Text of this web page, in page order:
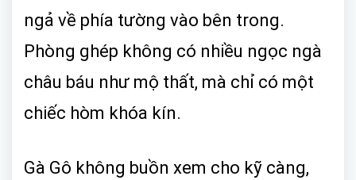
ngả về phía tường vào bên trong.
Phòng ghép không có nhiều ngọc ngà
châu báu như mộ thất, mà chỉ có một
chiếc hòm khóa kín.
Gà Gô không buồn xem cho kỹ càng,